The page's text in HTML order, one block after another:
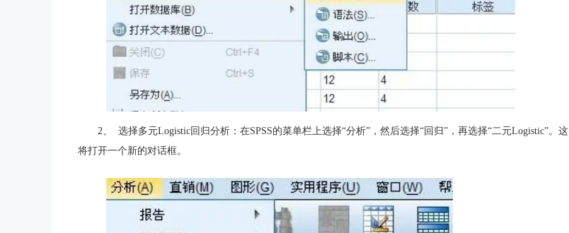
2、 选择多元Logistic回归分析：在SPSS的菜单栏上选择“分析”，然后选择“回归”，再选择“二元Logistic”。这
将打开一个新的对话框。